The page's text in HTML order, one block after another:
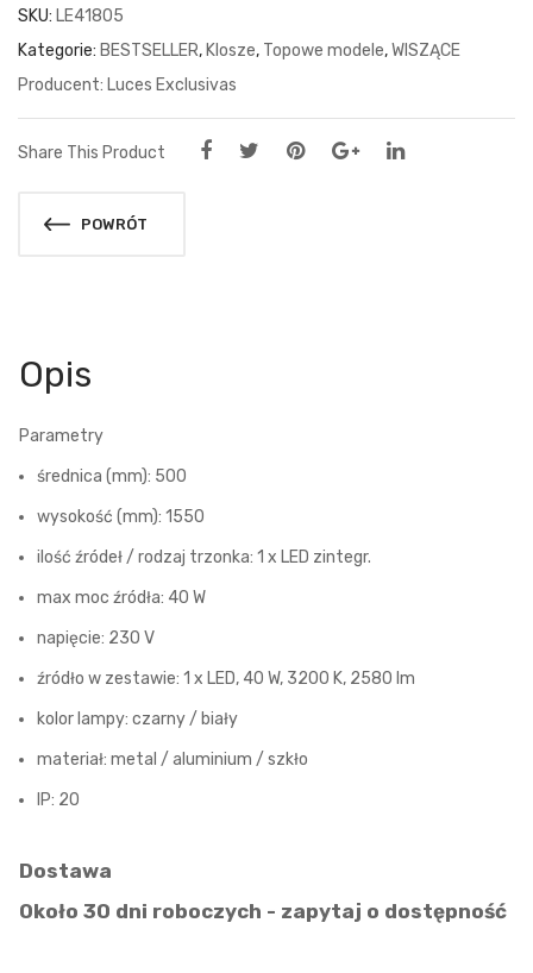
SKU: LE41805
Kategorie: BESTSELLER, Klosze, Topowe modele,WISZĄCE
Luces Exclusivas
Share This Product
POWRÓT
Opis
Parametry
średnica (mm): 500
wysokość (mm): 1550
ilość źródeł / rodzaj trzonka: 1 x LED zintegr.
max moc źródła: 40 W
napięcie: 230 V
źródło w zestawie: 1 x LED, 40 W, 3200 K, 2580 lm
kolor lampy: czarny / biały
materiał: metal / aluminium / szkło
IP: 20
Dostawa
Około 30 dni roboczych - zapytaj o dostępność